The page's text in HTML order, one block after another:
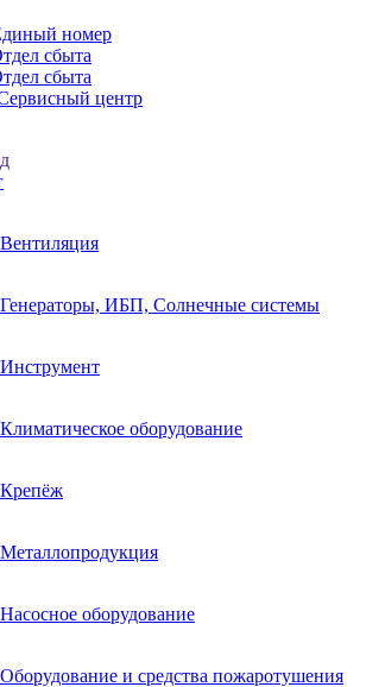
номер
сбыта
сбыта
центр
Вентиляция
Генераторы, ИБП, Солнечные системы
Инструмент
Климатическое оборудование
Крепёж
Металлопродукция
Насосное оборудование
Оборудование и средства пожаротушения